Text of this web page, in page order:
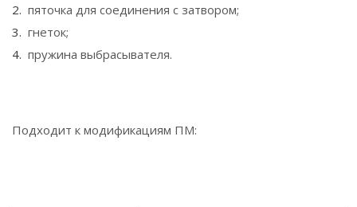
пяточка для соединения с затвором;
гнеток;
пружина выбрасывателя.
Подходит к модификациям ПМ: